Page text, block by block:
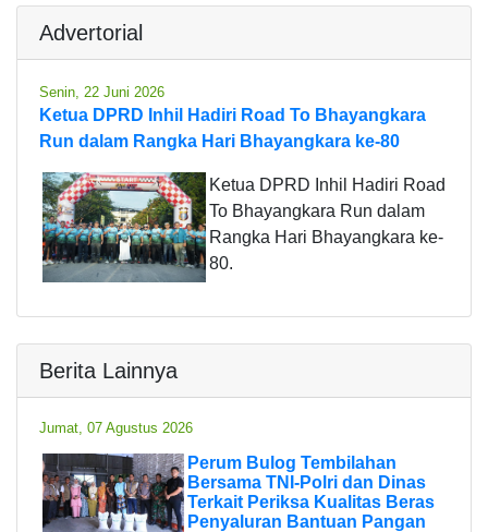
Advertorial
Senin, 22 Juni 2026
Ketua DPRD Inhil Hadiri Road To Bhayangkara
Run dalam Rangka Hari Bhayangkara ke-80
Ketua DPRD Inhil Hadiri Road
To Bhayangkara Run dalam
Rangka Hari Bhayangkara ke-
80.
Berita Lainnya
Jumat, 07 Agustus 2026
Perum Bulog Tembilahan
Bersama TNI-Polri dan Dinas
Terkait Periksa Kualitas Beras
Penyaluran Bantuan Pangan